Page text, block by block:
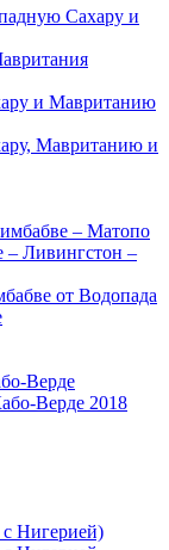
Сахару и
и Мавританию
Мавританию и
– Матопо
– Ливингстон –
от Водопада
Верде
Верде 2018
с Нигерией)